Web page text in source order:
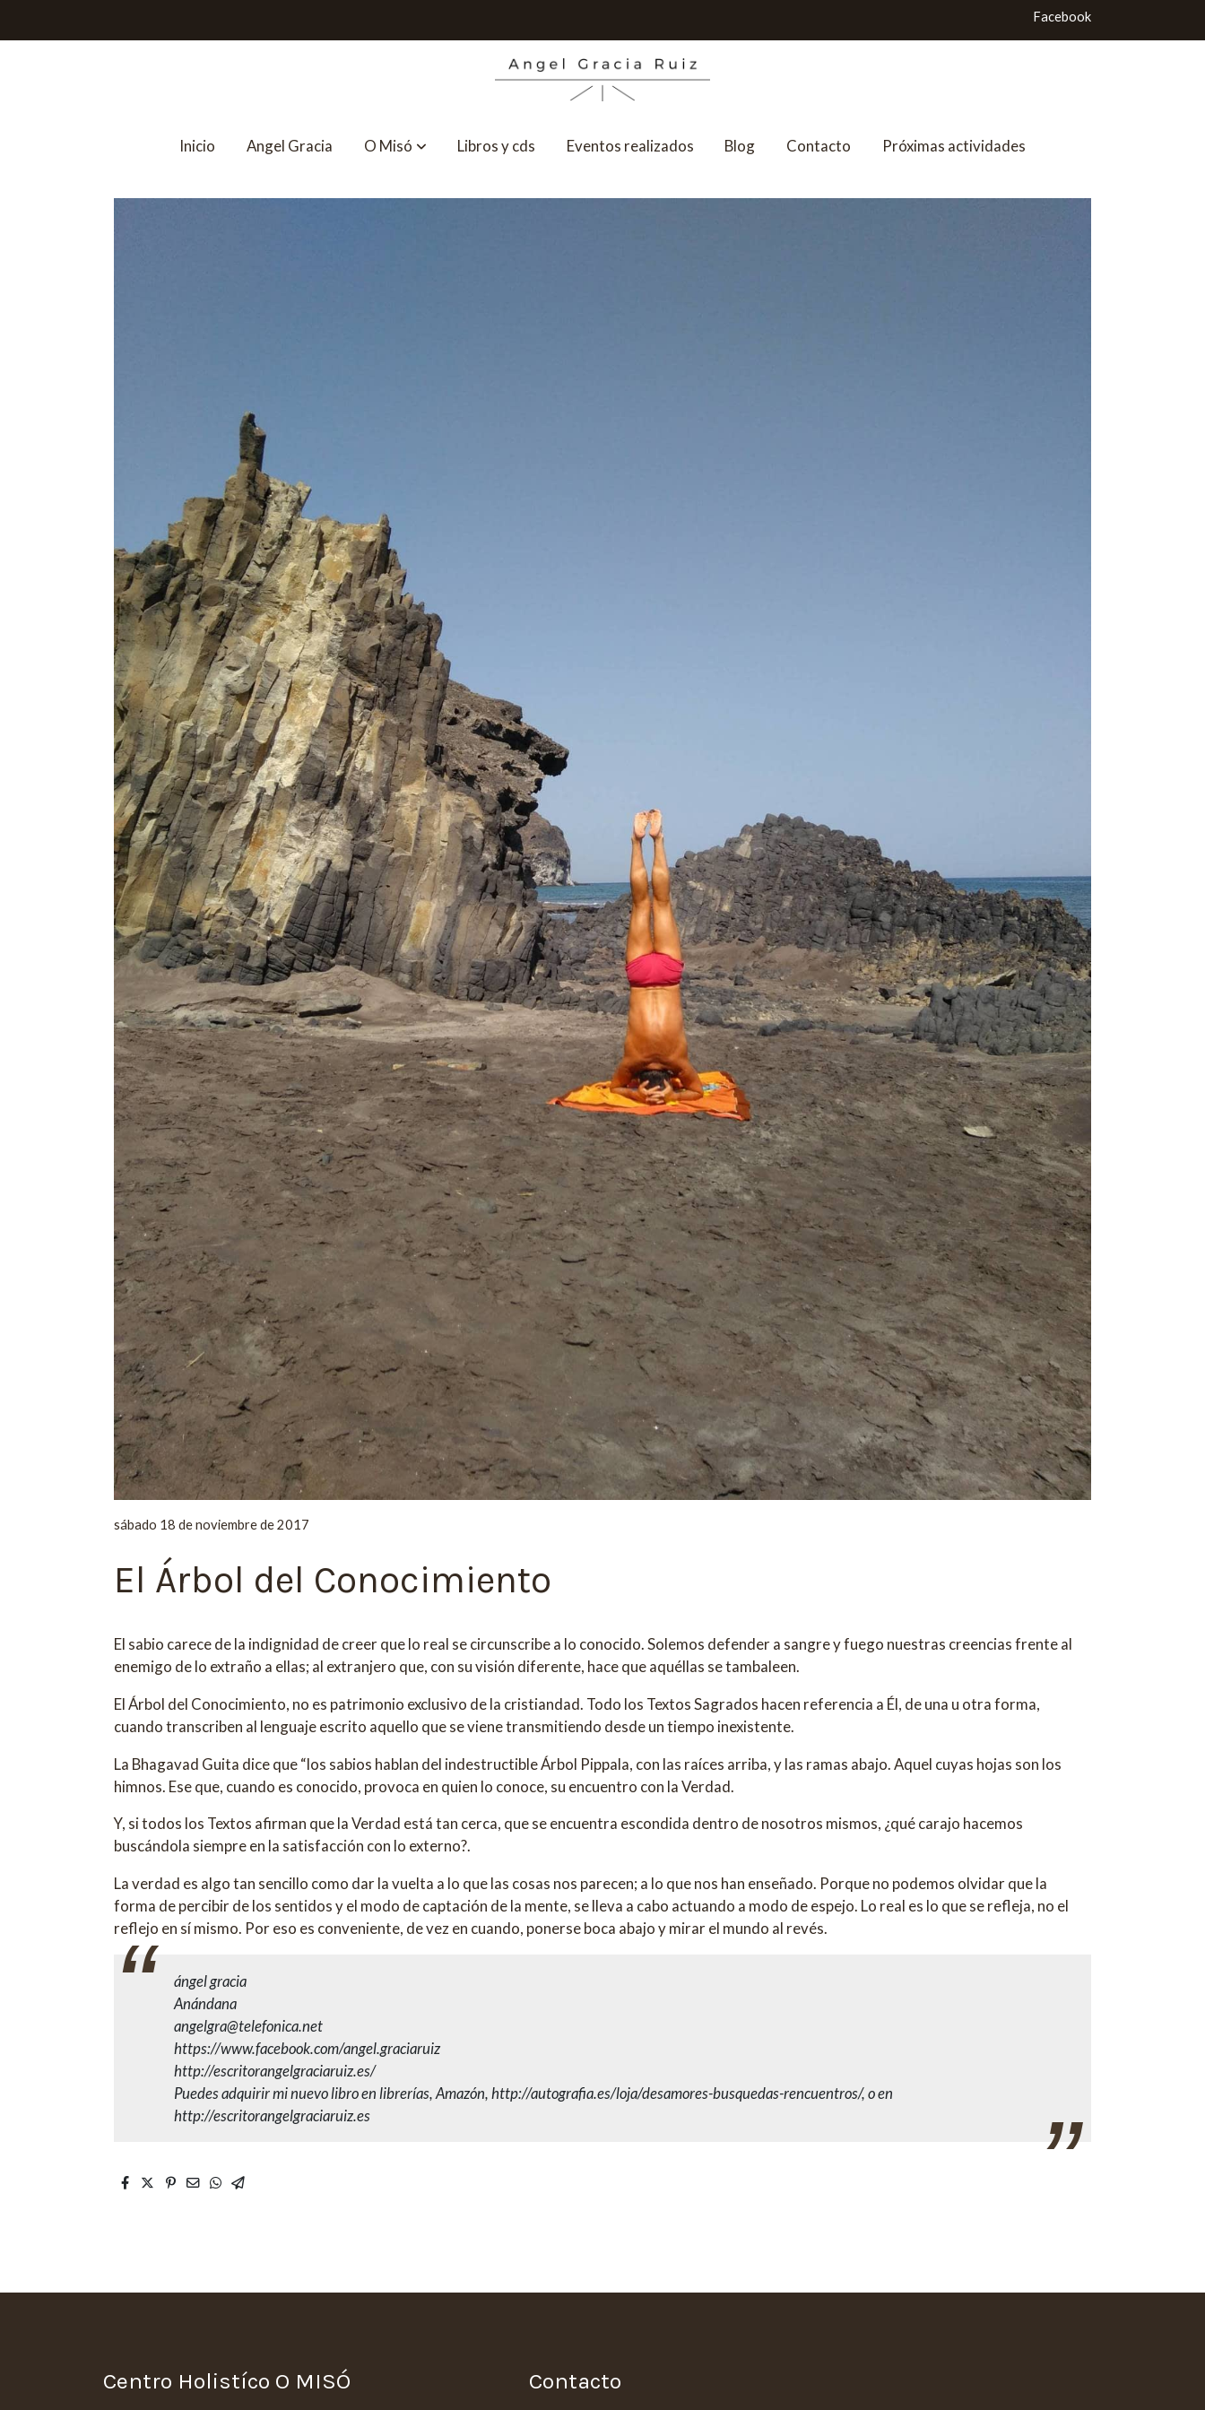
Facebook
Inicio Angel Gracia O Misó Libros y cds Eventos realizados Blog Contacto Próximas actividades
sábado 18 de noviembre de 2017
El Árbol del Conocimiento
El sabio carece de la indignidad de creer que lo real se circunscribe a lo conocido. Solemos defender a sangre y fuego nuestras creencias frente al
enemigo de lo extraño a ellas; al extranjero que, con su visión diferente, hace que aquéllas se tambaleen.
El Árbol del Conocimiento, no es patrimonio exclusivo de la cristiandad. Todo los Textos Sagrados hacen referencia a Él, de una u otra forma,
cuando transcriben al lenguaje escrito aquello que se viene transmitiendo desde un tiempo inexistente.
La Bhagavad Guita dice que “los sabios hablan del indestructible Árbol Pippala, con las raíces arriba, y las ramas abajo. Aquel cuyas hojas son los
himnos. Ese que, cuando es conocido, provoca en quien lo conoce, su encuentro con la Verdad.
Y, si todos los Textos afirman que la Verdad está tan cerca, que se encuentra escondida dentro de nosotros mismos, ¿qué carajo hacemos
buscándola siempre en la satisfacción con lo externo?.
La verdad es algo tan sencillo como dar la vuelta a lo que las cosas nos parecen; a lo que nos han enseñado. Porque no podemos olvidar que la
forma de percibir de los sentidos y el modo de captación de la mente, se lleva a cabo actuando a modo de espejo. Lo real es lo que se refleja, no el
reflejo en sí mismo. Por eso es conveniente, de vez en cuando, ponerse boca abajo y mirar el mundo al revés.
ángel gracia
Anándana
angelgra@telefonica.net
https://www.facebook.com/angel.graciaruiz
http://escritorangelgraciaruiz.es/
Puedes adquirir mi nuevo libro en librerías, Amazón, http://autografia.es/loja/desamores-busquedas-rencuentros/, o en
http://escritorangelgraciaruiz.es
Centro Holistíco O MISÓ Contacto